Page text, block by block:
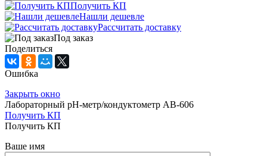
Получить КП
Нашли дешевле
Рассчитать доставку
Под заказ
Поделиться
Ошибка
Закрыть окно
Лабораторный pH-метр/кондуктометр АВ-606
Получить КП
Получить КП
Ваше имя